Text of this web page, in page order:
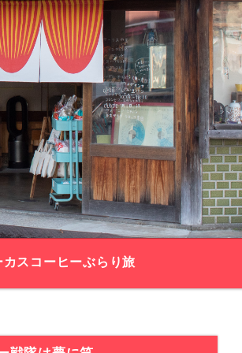
カスコーヒーぶらり旅